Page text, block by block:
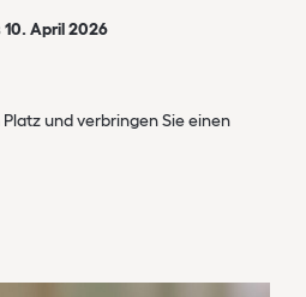
April 2026
und verbringen Sie einen